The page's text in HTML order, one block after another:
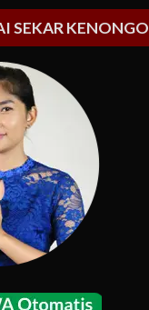
SEKAR KENONGO